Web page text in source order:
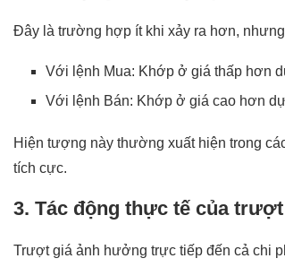
Đây là trường hợp ít khi xảy ra hơn,
Với lệnh Mua: Khớp ở giá thấp hơn
Với lệnh Bán: Khớp ở giá cao hơn
Hiện tượng này thường xuất hiện trong
tích cực.
3. Tác động thực tế của
Trượt giá ảnh hưởng trực tiếp đến cả chi